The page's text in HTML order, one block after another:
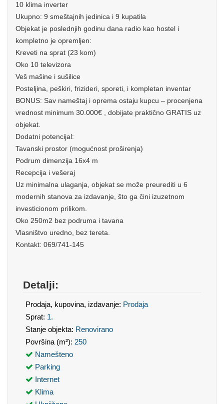
10 klima inverter
Ukupno: 9 smeštajnih jedinica i 9 kupatila
Objekat je poslednjih godinu dana radio kao hostel i
kompletno je opremljen:
Kreveti na sprat (23 kom)
Oko 10 televizora
Veš mašine i sušilice
Posteljina, peškiri, frizideri, sporeti, i kompletan inventar
BONUS: Sav nameštaj i oprema ostaju kupcu – procenjena
vrednost minimum 30.000€ , dobijate praktično GRATIS uz
objekat.
Dodatni potencijal:
Tavanski prostor (mogućnost proširenja)
Podrum dimenzija 16x4 m
Recepcija i vešeraj
Uz minimalna ulaganja, objekat se može preurediti u 6
modernih stanova za izdavanje, što ga čini izuzetnom
investicionom prilikom.
Oko 250m2 bez podruma i tavana
Vlasništvo uredno, bez tereta.
Kontakt: 069/741-145
Detalji:
Prodaja, kupovina, izdavanje: Prodaja
Sprat: 1.
Stanje objekta: Renovirano
Površina (m²): 250
Namešteno
Parking
Internet
Klima